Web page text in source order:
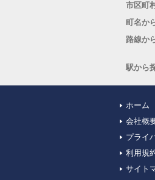
市区町
町名か
路線か
駅から
ホーム
会社概
プライ
利用規
サイト